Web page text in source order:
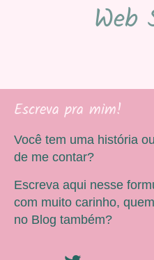
Web
Escreva pra mim!
Você tem uma história
de me contar?
Escreva aqui nesse
com muito carinho,
no Blog também?